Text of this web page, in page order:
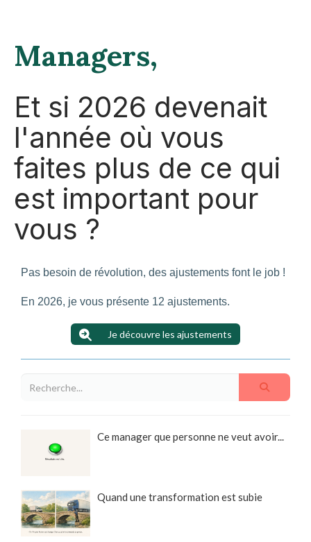
Managers,
Et si 2026 devenait
l'année où vous
faites plus de ce qui
est important pour
vous ?
Pas besoin de révolution, des ajustements font le job !
En 2026, je vous présente 12 ajustements.
Je découvre les ajustements
Ce manager que personne ne veut avoir...
Quand une transformation est subie